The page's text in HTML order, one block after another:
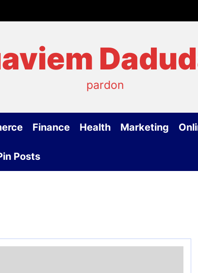
pardon
Finance Health Marketing
Posts